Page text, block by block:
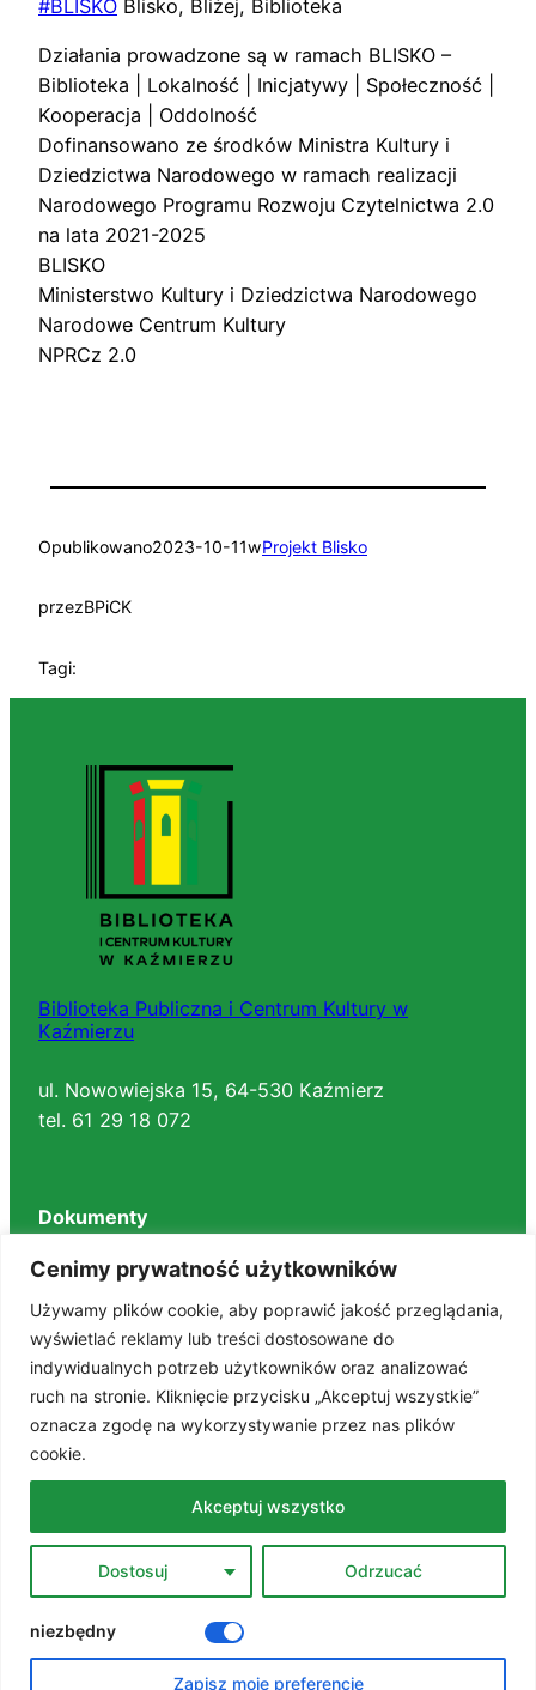
Cenimy prywatność użytkowników
Używamy plików cookie, aby poprawić jakość przeglądania,
wyświetlać reklamy lub treści dostosowane do
indywidualnych potrzeb użytkowników oraz analizować
ruch na stronie. Kliknięcie przycisku „Akceptuj wszystkie”
oznacza zgodę na wykorzystywanie przez nas plików
cookie.
Dostosuj Odrzucać
Akceptuj wszystko
niezbędny
Zapisz moje preferencje
#BLISKO Blisko, Bliżej, Biblioteka
Działania prowadzone są w ramach BLISKO –
Biblioteka | Lokalność | Inicjatywy | Społeczność |
Kooperacja | Oddolność
Dofinansowano ze środków Ministra Kultury i
Dziedzictwa Narodowego w ramach realizacji
Narodowego Programu Rozwoju Czytelnictwa 2.0
na lata 2021-2025
BLISKO
Ministerstwo Kultury i Dziedzictwa Narodowego
Narodowe Centrum Kultury
NPRCz 2.0
Opublikowano2023-10-11wProjekt Blisko
przezBPiCK
Tagi:
Biblioteka Publiczna i Centrum Kultury w
Kaźmierzu
ul. Nowowiejska 15, 64-530 Kaźmierz
tel. 61 29 18 072
Dokumenty
Regulaminy
BIP
RODO
Polityka prywatności
STANDARDY OCHRONY MAŁOLETNICH
Facebook